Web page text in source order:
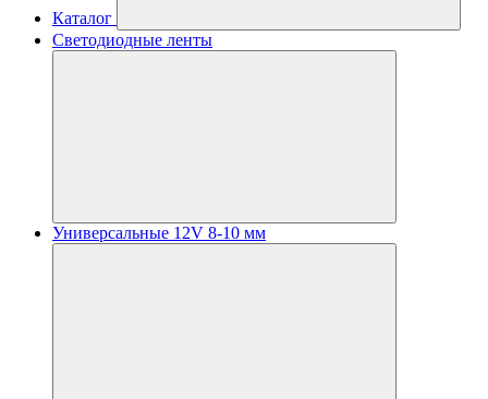
Каталог
Светодиодные ленты
Универсальные 12V 8-10 мм